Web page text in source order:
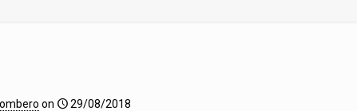
on 29/08/2018